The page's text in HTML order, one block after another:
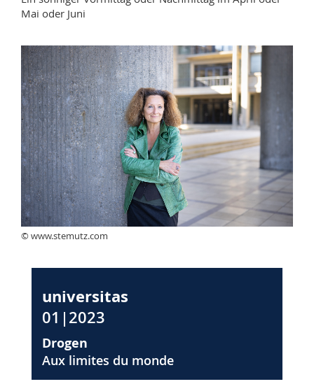
Mai oder Juni
© www.stemutz.com
universitas
01|2023
Drogen
Aux limites du monde